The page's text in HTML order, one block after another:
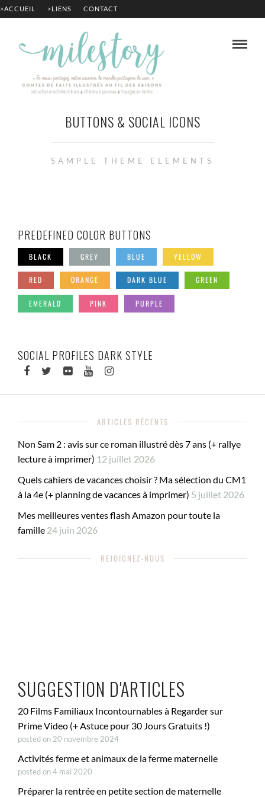
>ACCUEIL >LIENS CONTACT
BUTTONS & SOCIAL ICONS
SAMPLE THEME ELEMENTS
PREDEFINED COLOR BUTTONS
BLACK GREY BLUE YELLOW
RED ORANGE DARK BLUE GREEN
EMERALD PINK PURPLE
SOCIAL PROFILES DARK STYLE
ARTICLES RÉCENTS
Non Sam 2 : avis sur ce roman illustré dès 7 ans (+ rallye
lecture à imprimer) 12 juillet 2026
Quels cahiers de vacances choisir ? Ma sélection du CM1
à la 4e (+ planning de vacances à imprimer) 5 juillet 2026
Mes meilleures ventes flash Amazon pour toute la
famille 24 juin 2026
REJOIGNEZ-NOUS
SUGGESTION D'ARTICLES
20 Films Familiaux Incontournables à Regarder sur
Prime Video (+ Astuce pour 30 Jours Gratuits !)
posted on 20 novembre 2024
Activités ferme et animaux de la ferme maternelle
posted on 4 mai 2020
Préparer la rentrée en petite section de maternelle